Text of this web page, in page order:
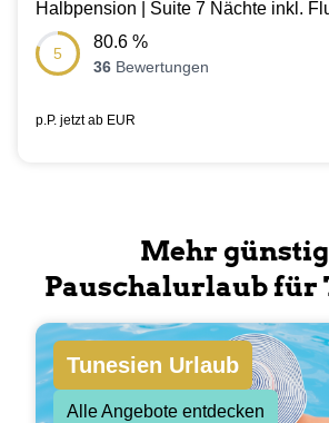
Halbpension | Suite 7 Nächte inkl.
5
80.6 %
36 Bewertungen
p.P. jetzt ab EUR
Mehr
Pauschalurlaub für
Tunesien Urlaub
Alle Angebote entdecken